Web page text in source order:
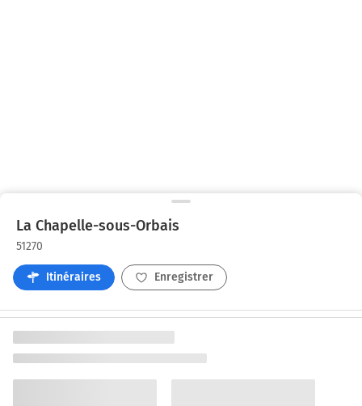
La Chapelle-sous-Orbais
51270
Itinéraires Enregistrer